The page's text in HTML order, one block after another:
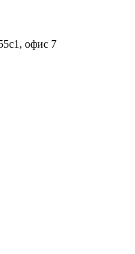
офис 7